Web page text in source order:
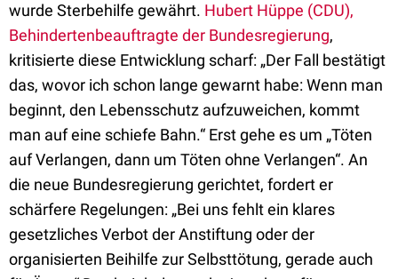
wurde Sterbehilfe gewährt. Hubert Hüppe (CDU),
Behindertenbeauftragte der Bundesregierung,
kritisierte diese Entwicklung scharf: „Der Fall bestätigt
das, wovor ich schon lange gewarnt habe: Wenn man
beginnt, den Lebensschutz aufzuweichen, kommt
man auf eine schiefe Bahn.“ Erst gehe es um „Töten
auf Verlangen, dann um Töten ohne Verlangen“. An
die neue Bundesregierung gerichtet, fordert er
schärfere Regelungen: „Bei uns fehlt ein klares
gesetzliches Verbot der Anstiftung oder der
organisierten Beihilfe zur Selbsttötung, gerade auch